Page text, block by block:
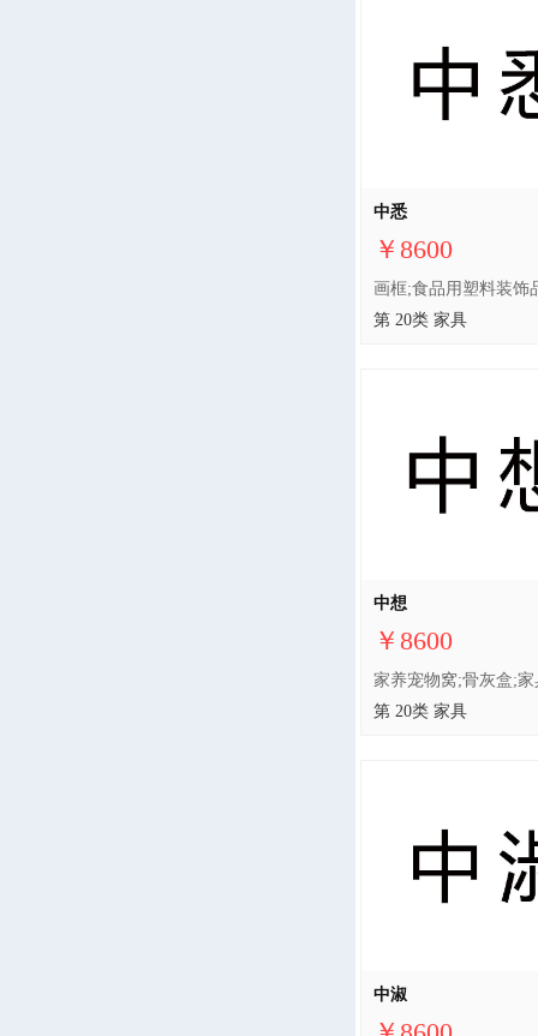
中悉
￥8600
第 20类 家具
中想
￥8600
第 20类 家具
中淑